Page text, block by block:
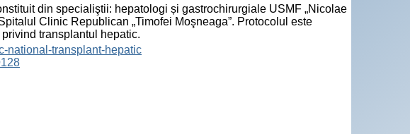
din specialiştii: hepatologi și gastrochirurgiale USMF „Nicolae
Clinic Republican „Timofei Moşneaga”. Protocolul este
transplantul hepatic.
national-transplant-hepatic